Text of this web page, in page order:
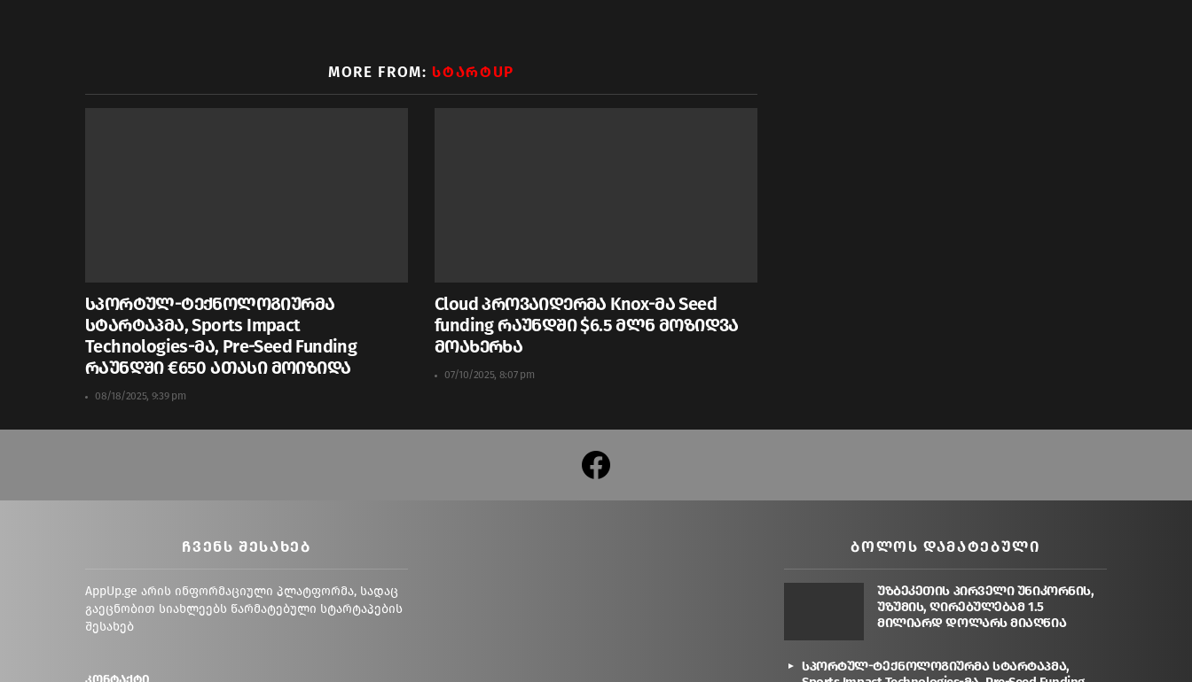
MORE FROM: ᲡᲢᲐᲠᲢUP
სპორტულ-ტექნოლოგიურმა
სტარტაპმა, Sports Impact
Technologies-მა, Pre-Seed Funding
რაუნდში €650 ათასი მოიზიდა
08/18/2025, 9:39 pm
Cloud პროვაიდერმა Knox-მა Seed
funding რაუნდში $6.5 მლნ მოზიდვა
მოახერხა
07/10/2025, 8:07 pm
facebook
ᲩᲕᲔᲜᲡ ᲨᲔᲡᲐᲮᲔᲑ
AppUp.ge არის ინფორმაციული პლატფორმა, სადაც
გაეცნობით სიახლეებს წარმატებული სტარტაპების
შესახებ
ᲑᲝᲚᲝᲡ ᲓᲐᲛᲐᲢᲔᲑᲣᲚᲘ
უზბეკეთის პირველი უნიკორნის,
უზუმის, ღირებულებამ 1.5
მილიარდ დოლარს მიაღწია
სპორტულ-ტექნოლოგიურმა სტარტაპმა,